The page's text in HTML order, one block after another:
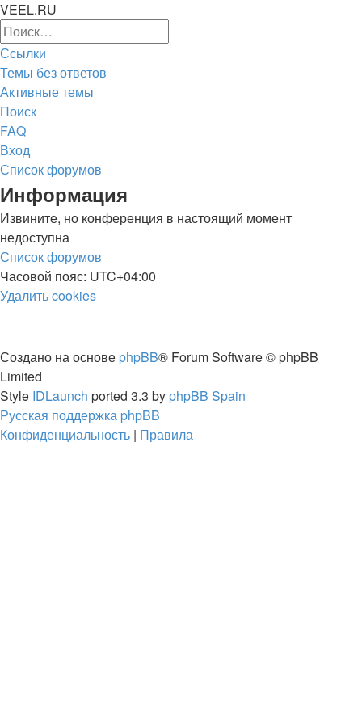
VEEL.RU
Ссылки
Темы без ответов
Активные темы
Поиск
FAQ
Вход
Список форумов
Поиск
Информация
Извините, но конференция в настоящий момент
недоступна
Список форумов
Часовой пояс: UTC+04:00
Удалить cookies
Создано на основе phpBB® Forum Software © phpBB
Limited
Style IDLaunch ported 3.3 by phpBB Spain
Русская поддержка phpBB
Конфиденциальность | Правила